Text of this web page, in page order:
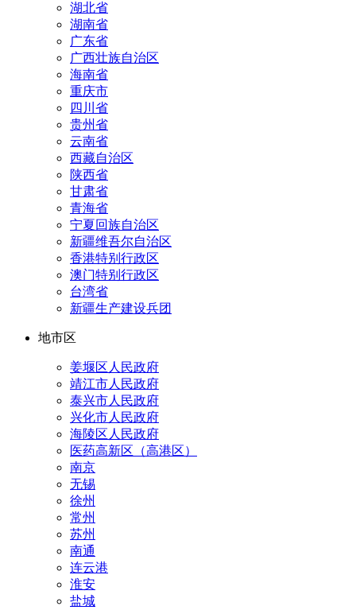
湖北省
湖南省
广东省
广西壮族自治区
海南省
重庆市
四川省
贵州省
云南省
西藏自治区
陕西省
甘肃省
青海省
宁夏回族自治区
新疆维吾尔自治区
香港特别行政区
澳门特别行政区
台湾省
新疆生产建设兵团
地市区
姜堰区人民政府
靖江市人民政府
泰兴市人民政府
兴化市人民政府
海陵区人民政府
医药高新区（高港区）
南京
无锡
徐州
常州
苏州
南通
连云港
淮安
盐城